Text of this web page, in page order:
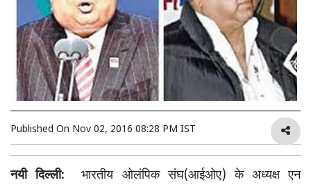
Published On Nov 02, 2016 08:28 PM IST
नयी दिल्ली: भारतीय ओलंपिक संघ(आईओए) के अध्यक्ष एन